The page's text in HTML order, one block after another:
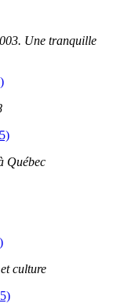
Une tranquille
Québec
culture